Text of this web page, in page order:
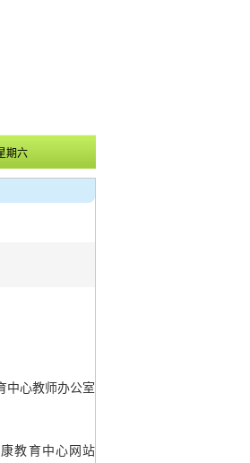
期六
中心教师办公室
教育中心网站